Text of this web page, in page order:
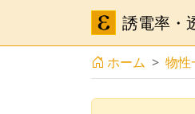
誘電率・
ホーム 物性